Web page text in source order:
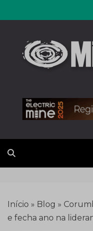
to
Início » Blog »
e fecha ano na